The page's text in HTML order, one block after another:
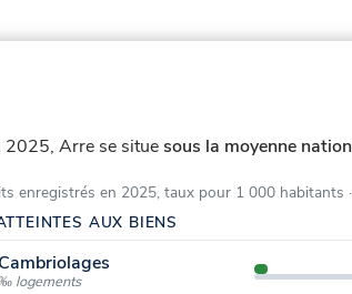
2025, Arre se situesous la moyenne
enregistrés en 2025, taux pour 1 000 habitants
AUX BIENS
Cambriolages
logements